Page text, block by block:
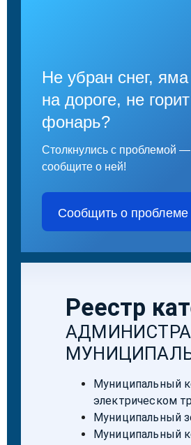
Не убран снег, яма
на дороге, не горит
фонарь?
Столкнулись с проблемой —
сообщите о ней!
Сообщить о проблеме